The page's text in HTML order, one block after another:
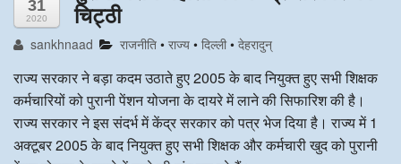
अन्य खबरै
31
2020 चिट्ठी
sankhnaad राजनीति •राज्य •दिल्ली•देहरादुन्
राज्य सरकार ने बड़ा कदम उठाते हुए 2005 के बाद नियुक्त हुए सभी शिक्षक
कर्मचारियों को पुरानी पेंशन योजना के दायरे में लाने की सिफारिश की है।
राज्य सरकार ने इस संदर्भ में केंद्र सरकार को पत्र भेज दिया है। राज्य में 1
अक्टूबर 2005 के बाद नियुक्त हुए सभी शिक्षक और कर्मचारी खुद को पुरानी